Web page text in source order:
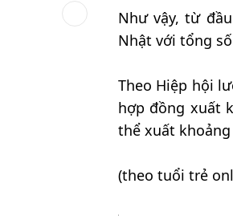
Như vậy, từ
Nhật với tổng
Theo Hiệp hội
hợp đồng xuất
thể xuất
(theo tuổi trẻ